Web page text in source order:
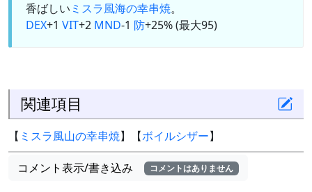
香ばしい ミスラ風海の幸串焼。
DEX+1 VIT+2 MND-1 防+25% (最大95)
関連項目
【 ミスラ風山の幸串焼】【ボイルシザー】
コメント表示/書き込み コメントはありません